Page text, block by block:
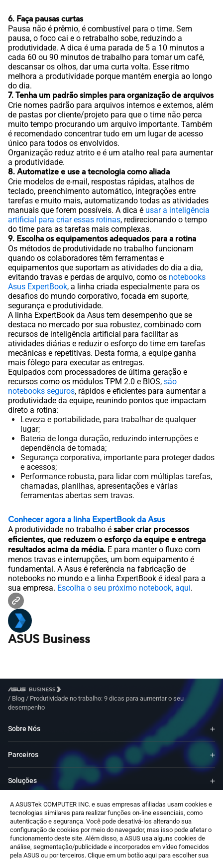
A ASUSTek COMPUTER INC. e suas empresas afiliadas usam cookies e
tecnologias similares para realizar funções on-line essenciais, como
autenticação e segurança. Você pode desativá-los alterando sua
configuração de cookies por meio do navegador, mas isso pode afetar o
funcionamento deste site. Além disso, a ASUS usa alguns cookies de
análise, segmentação/publicidade e incorporados em vídeo fornecidos
pela ASUS ou por terceiros. Clique em um botão aqui para escolher sua
6. Faça pausas curtas
Pausa não é prêmio, é combustível para o time. Sem
pausa, o foco cai e o retrabalho sobe, reduzindo a
produtividade. A dica é uma parada de 5 a 10 minutos a
cada 60 ou 90 minutos de trabalho para tomar um café,
descansar os olhos, dar uma curta volta. Esse ritmo
melhora a produtividade porque mantém energia ao longo
do dia.
7. Tenha um padrão simples para organização de arquivos
Crie nomes padrão para arquivos internos e externos, além
de pastas por cliente/projeto para que o time não perca
muito tempo procurando um arquivo importante. Também
é recomendado concentrar tudo em um lugar de acesso
único para todos os envolvidos.
Organização reduz atrito e é um atalho real para aumentar
a produtividade.
8. Automatize e use a tecnologia como aliada
Crie modelos de e-mail, respostas rápidas, atalhos de
teclado, preenchimento automático, integrações entre
tarefas e muito mais, automatizando todas as atividades
manuais que forem possíveis. A dica é usar a inteligência
artificial para criar essas rotinas, redirecionando o tempo
do time para as tarefas mais complexas.
9. Escolha os equipamentos adequados para a rotina
Os métodos de produtividade no trabalho funcionam
quando os colaboradores têm ferramentas e
equipamentos que suportam as atividades do dia a dia,
evitando travas e perdas de arquivo, como os notebooks
Asus ExpertBook, a linha criada especialmente para os
desafios do mundo corporativo, focada em suporte,
segurança e produtividade.
A linha ExpertBook da Asus tem desempenho que se
destaca no mercado por sua robustez, combinado com
recursos de inteligência artificial para facilitar as
atividades diárias e reduzir o esforço do time em tarefas
mecânicas e repetitivas. Desta forma, a equipe ganha
mais fôlego para executar as entregas.
Equipados com processadores de última geração e
recursos como os módulos TPM 2.0 e BIOS, são
notebooks seguros, rápidos e eficientes para aumentar a
produtividade da equipe, reunindo pontos que impactam
direto a rotina:
Leveza e portabilidade, para trabalhar de qualquer
lugar;
Bateria de longa duração, reduzindo interrupções e
dependência de tomada;
Segurança corporativa, importante para proteger dados
e acessos;
Performance robusta, para lidar com múltiplas tarefas,
chamadas, planilhas, apresentações e várias
ferramentas abertas sem travas.
Conhecer agora a linha ExpertBook da Asus
A produtividade no trabalho é saber criar processos
eficientes, que reduzem o esforço da equipe e entrega
resultados acima da média. E para manter o fluxo com
menos travas e interrupções, um bom equipamento é
fundamental. A Asus é referência na fabricação de
notebooks no mundo e a linha ExpertBook é ideal para a
sua empresa. Escolha o seu próximo notebook, aqui.
ASUS Business
/ Blog / Produtividade no trabalho: 9 dicas para aumentar o seu
desempenho
Sobre Nós
Parceiros
Soluções
Recursos
Contato